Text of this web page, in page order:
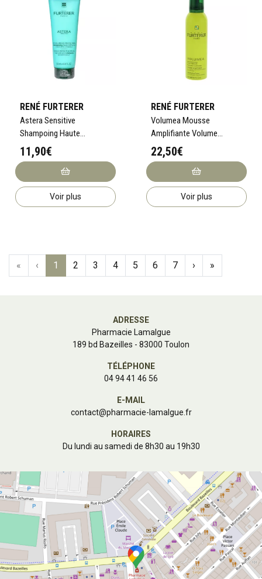
RENÉ FURTERER
Astera Sensitive
Shampoing Haute
Tolérance Dermo-
Protecteur 250mL
11,90€
Voir plus
RENÉ FURTERER
Volumea Mousse
Amplifiante Volume
Cheveux Fins 200mL
22,50€
Voir plus
« ‹ 1 2 3 4 5 6 7 › »
ADRESSE
Pharmacie Lamalgue
189 bd Bazeilles - 83000 Toulon
TÉLÉPHONE
04 94 41 46 56
E-MAIL
contact@pharmacie-lamalgue.fr
HORAIRES
Du lundi au samedi de 8h30 au 19h30